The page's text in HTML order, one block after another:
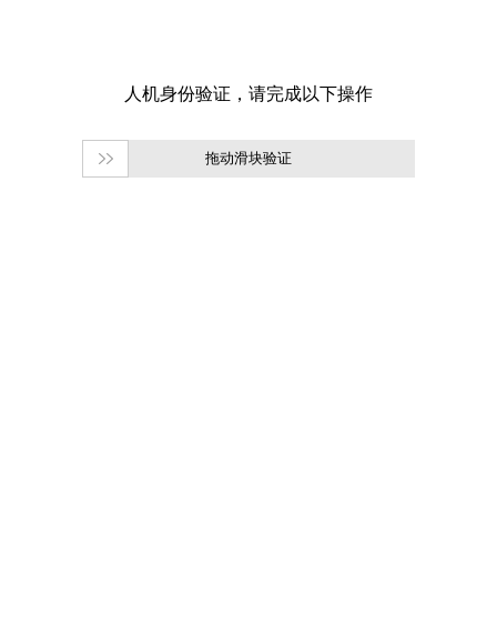
拖动滑块验证